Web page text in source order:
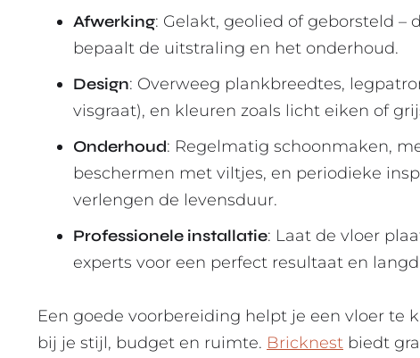
Afwerking: Gelakt, geolied of geborsteld –
bepaalt de uitstraling en het onderhoud.
Design: Overweeg plankbreedtes,
visgraat), en kleuren zoals licht eiken of
Onderhoud: Regelmatig schoonmaken,
beschermen met viltjes, en periodieke
verlengen de levensduur.
Professionele installatie: Laat de vloer
experts voor een perfect resultaat en
Een goede voorbereiding helpt je een vloer te
bij je stijl, budget en ruimte. Bricknest biedt